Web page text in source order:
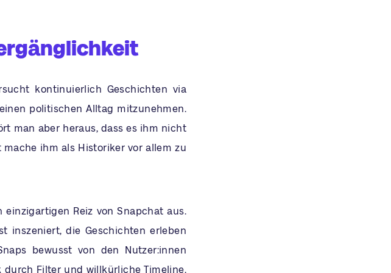
kontinuierlich Geschichten via
politischen Alltag mitzunehmen.
man aber heraus, dass es ihm nicht
ihm als Historiker vor allem zu
Reiz von Snapchat aus.
inszeniert, die Geschichten erleben
bewusst von den Nutzer:innen
Filter und willkürliche Timeline.